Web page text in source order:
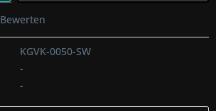
Bewerten
KGVK-0050-SW
-
-